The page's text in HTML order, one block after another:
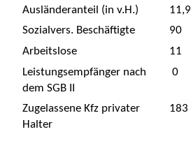
Ausländeranteil (in v.H.)
11,9
Sozialvers. Beschäftigte
90
Arbeitslose
11
Leistungsempfänger nach
dem SGB II
0
Zugelassene Kfz privater
Halter
183